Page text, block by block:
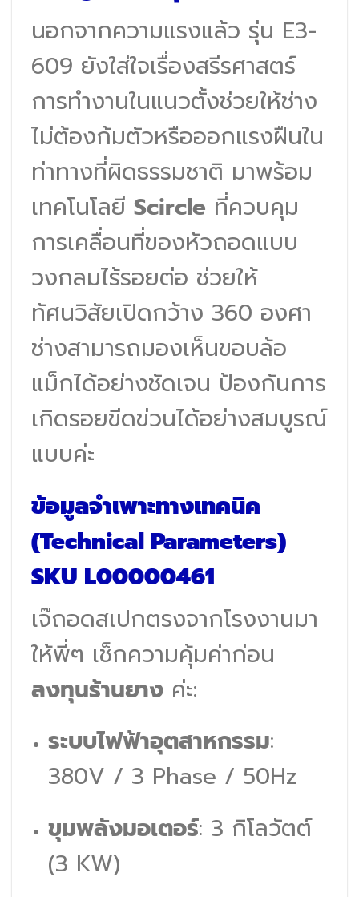
นอกจากความแรงแล้ว รุ่น E3-
609 ยังใส่ใจเรื่องสรีรศาสตร์
การทำงานในแนวตั้งช่วยให้ช่าง
ไม่ต้องก้มตัวหรือออกแรงฝืนใน
ท่าทางที่ผิดธรรมชาติ มาพร้อม
เทคโนโลยี Scircle ที่ควบคุม
การเคลื่อนที่ของหัวถอดแบบ
วงกลมไร้รอยต่อ ช่วยให้
ทัศนวิสัยเปิดกว้าง 360 องศา
ช่างสามารถมองเห็นขอบล้อ
แม็กได้อย่างชัดเจน ป้องกันการ
เกิดรอยขีดข่วนได้อย่างสมบูรณ์
แบบค่ะ
ข้อมูลจำเพาะทางเทคนิค
(Technical Parameters)
SKU L00000461
เจ๊ถอดสเปกตรงจากโรงงานมา
ให้พี่ๆ เช็กความคุ้มค่าก่อน
ลงทุนร้านยาง ค่ะ:
ระบบไฟฟ้าอุตสาหกรรม:
380V / 3 Phase / 50Hz
ขุมพลังมอเตอร์: 3 กิโลวัตต์
(3 KW)